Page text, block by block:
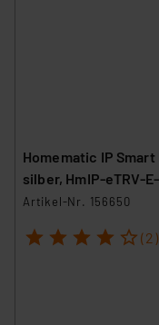
Homematic IP
silber, HmIP-eTRV-
Artikel-Nr. 156650
1 2 3 4 5 (2)